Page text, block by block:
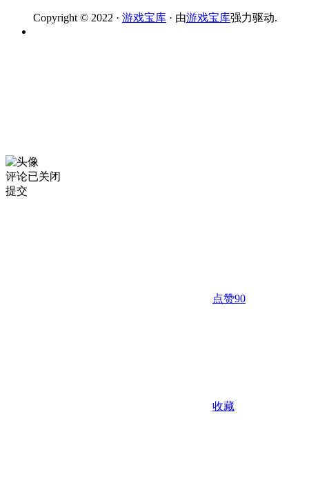
Copyright © 2022 · 游戏宝库 · 由游戏宝库强力驱动.
评论已关闭
提交
点赞90
收藏